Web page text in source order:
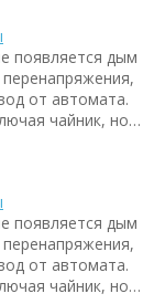
появляется дым
от автомата.
чайник, но…
появляется дым
от автомата.
чайник, но…